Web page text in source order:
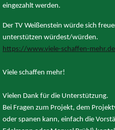
eingezahlt werden.
Der TV Weißenstein würde sich
unterstützen würdest/würden.
https://www.viele-schaffen-
Viele schaffen mehr!
Vielen Dank für die Unterstützung.
Bei Fragen zum Projekt, dem
oder spanen kann, einfach die